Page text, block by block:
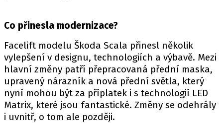
PIT LANE
ČEŠI V AKCI
FIA CEZ & POHÁRY
MEZINÁRODNÍ SCÉNA
Co přinesla modernizace?
Facelift modelu Škoda Scala přinesl několik
vylepšení v designu, technologiích a výbavě. Mezi
hlavní změny patří přepracovaná přední maska,
upravený nárazník a nová přední světla, který
nyní mohou být za příplatek i s technologií LED
Matrix, které jsou fantastické. Změny se odehrály
i uvnitř, o tom ale později.